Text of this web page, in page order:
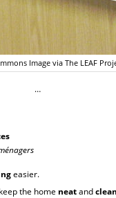
Image via The LEAF
…
easier.
the home neatandclean